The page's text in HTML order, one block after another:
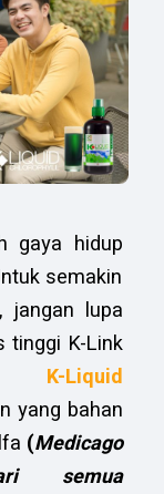
gaya hidup
semakin
jangan lupa
tinggi K-Link
K-Liquid
yang bahan
(Medicago
semua